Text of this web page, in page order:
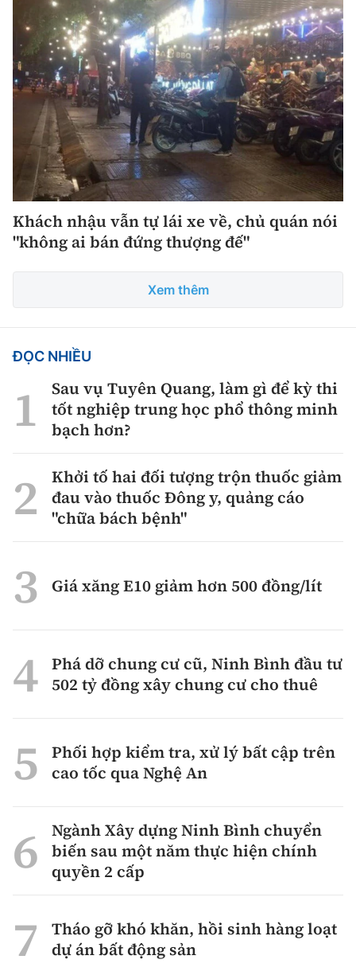
Khách nhậu vẫn tự lái xe về, chủ quán nói
"không ai bán đứng thượng đế"
Xem thêm
ĐỌC NHIỀU
Sau vụ Tuyên Quang, làm gì để kỳ thi
tốt nghiệp trung học phổ thông minh
bạch hơn?
Khởi tố hai đối tượng trộn thuốc giảm
đau vào thuốc Đông y, quảng cáo
"chữa bách bệnh"
Giá xăng E10 giảm hơn 500 đồng/lít
Phá dỡ chung cư cũ, Ninh Bình đầu tư
502 tỷ đồng xây chung cư cho thuê
Phối hợp kiểm tra, xử lý bất cập trên
cao tốc qua Nghệ An
Ngành Xây dựng Ninh Bình chuyển
biến sau một năm thực hiện chính
quyền 2 cấp
Tháo gỡ khó khăn, hồi sinh hàng loạt
dự án bất động sản